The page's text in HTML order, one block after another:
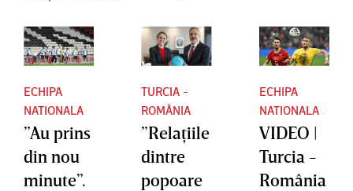
ECHIPA
NATIONALA
”Au prins
din nou
minute”.
TURCIA -
ROMÂNIA
”Relaţiile
dintre
popoare
ECHIPA
NATIONALA
VIDEO |
Turcia -
România